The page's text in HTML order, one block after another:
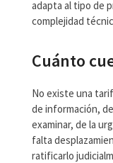
adapta al tipo de
complejidad
Cuánto
No existe una
de información,
examinar, de la
falta
ratificarlo